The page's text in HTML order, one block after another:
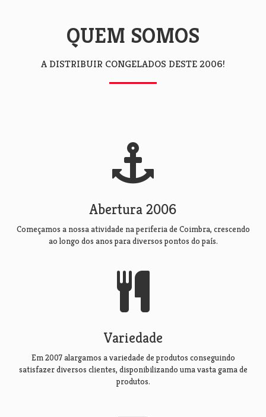
QUEM SOMOS
A DISTRIBUIR CONGELADOS DESTE 2006!
Abertura 2006
Começamos a nossa atividade na periferia de Coimbra, crescendo
ao longo dos anos para diversos pontos do país.
Variedade
Em 2007 alargamos a variedade de produtos conseguindo
satisfazer diversos clientes, disponibilizando uma vasta gama de
produtos.